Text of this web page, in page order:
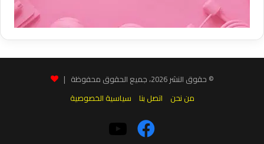
© حقوق النشر 2026، جميع الحقوق محفوظة |
من نحن
اتصل بنا سياسية الخصوصية
فيسبوك